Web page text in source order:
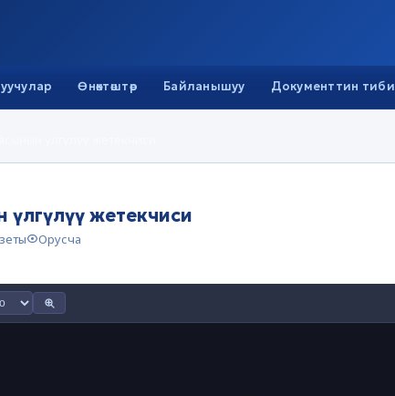
Өнөктөштөр Байланышуу Документтин тиби
үлгүлүү жетекчиси
Орусча